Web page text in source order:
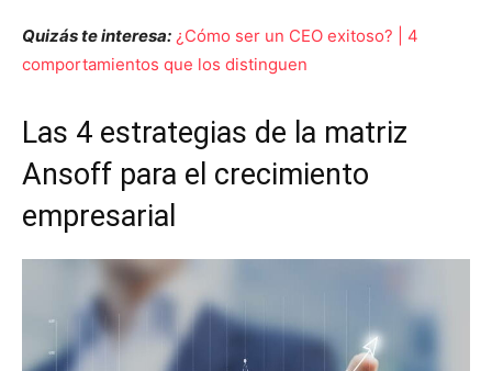
Quizás te interesa: ¿Cómo ser un CEO exitoso? | 4
comportamientos que los distinguen
Las 4 estrategias de la matriz
Ansoff para el crecimiento
empresarial